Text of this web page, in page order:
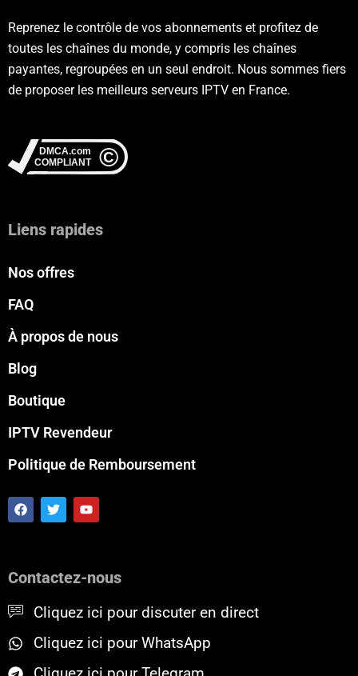
Reprenez le contrôle de vos abonnements et profitez de
toutes les chaînes du monde, y compris les chaînes
payantes, regroupées en un seul endroit. Nous sommes fiers
de proposer les meilleurs serveurs IPTV en France.
Liens rapides
Nos offres
FAQ
À propos de nous
Blog
Boutique
IPTV Revendeur
Politique de Remboursement
F
a
c
o
T
w
i
r
Y
o
u
e
Contactez-nous
Cliquez ici pour discuter en direct
Cliquez ici pour WhatsApp